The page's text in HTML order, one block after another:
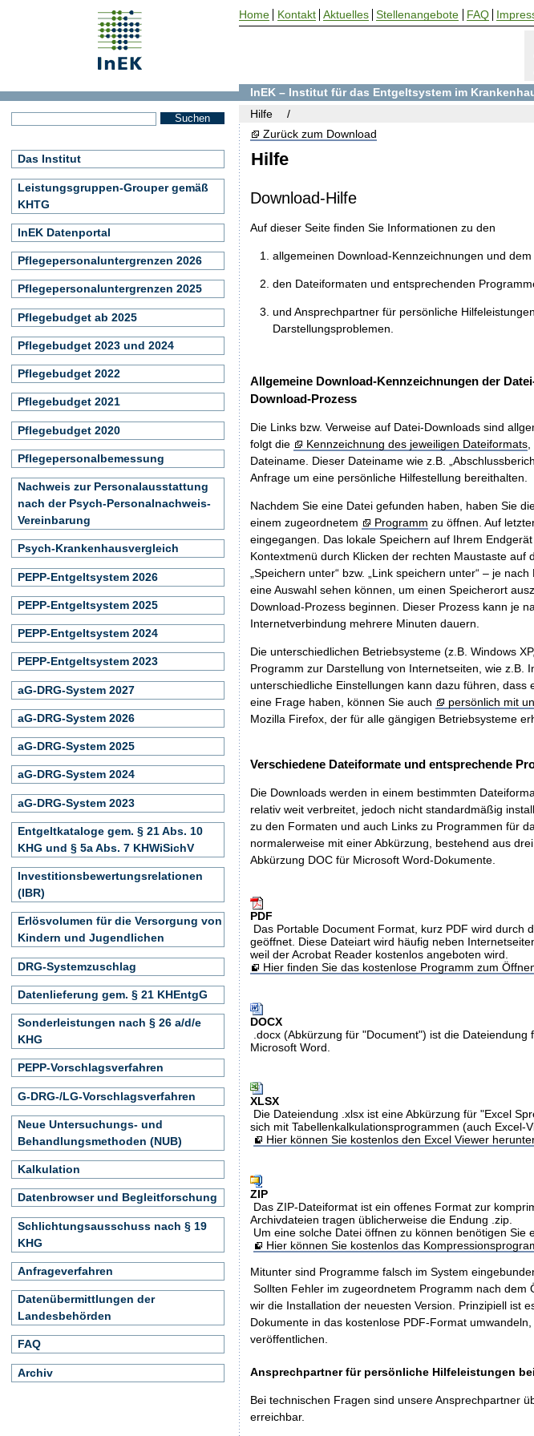
Hilfe
Zurück zum Download
Download-Hilfe
Auf dieser Seite finden Sie Informationen zu den
allgemeinen Download-Kennzeichnungen und dem
den Dateiformaten und entsprechenden
und Ansprechpartner für persönliche
Darstellungsproblemen.
Allgemeine Download-Kennzeichnungen der
Download-Prozess
Die Links bzw. Verweise auf Datei-Downloads sind
folgt die
Kennzeichnung des jeweiligen Dateiformats,
Dateiname. Dieser Dateiname wie z.B.
Anfrage um eine persönliche Hilfestellung bereithalten.
Nachdem Sie eine Datei gefunden haben, haben Sie
einem zugeordnetem
Programm zu öffnen. Auf
eingegangen. Das lokale Speichern auf Ihrem
Kontextmenü durch Klicken der rechten Maustaste auf
„Speichern unter“ bzw. „Link speichern unter“ – je
eine Auswahl sehen können, um einen Speicherort
Download-Prozess beginnen. Dieser Prozess kann je
Internetverbindung mehrere Minuten dauern.
Die unterschiedlichen Betriebsysteme (z.B. Windows
Programm zur Darstellung von Internetseiten, wie z.B.
unterschiedliche Einstellungen kann dazu führen,
eine Frage haben, können Sie auch
persönlich mit
Mozilla Firefox, der für alle gängigen Betriebsysteme
Verschiedene Dateiformate und entsprechende
Die Downloads werden in einem bestimmten
relativ weit verbreitet, jedoch nicht standardmäßig
zu den Formaten und auch Links zu Programmen für
normalerweise mit einer Abkürzung, bestehend aus
Abkürzung DOC für Microsoft Word-Dokumente.
PDF
Das Portable Document Format, kurz PDF wird durch
geöffnet. Diese Dateiart wird häufig neben
weil der Acrobat Reader kostenlos angeboten wird.
Hier finden Sie das kostenlose Programm zum
DOCX
.docx (Abkürzung für "Document") ist die
Microsoft Word.
XLSX
Die Dateiendung .xlsx ist eine Abkürzung für "Excel
sich mit Tabellenkalkulationsprogrammen (auch Excel-
Hier können Sie kostenlos den Excel Viewer
ZIP
Das ZIP-Dateiformat ist ein offenes Format zur
Archivdateien tragen üblicherweise die Endung .zip.
Um eine solche Datei öffnen zu können benötigen Sie
Hier können Sie kostenlos das
Mitunter sind Programme falsch im System
Sollten Fehler im zugeordnetem Programm nach
wir die Installation der neuesten Version. Prinzipiell ist
Dokumente in das kostenlose PDF-Format
veröffentlichen.
Ansprechpartner für persönliche Hilfeleistungen
Bei technischen Fragen sind unsere Ansprechpartner
erreichbar.
InEK – Institut für das Entgeltsystem im
Hilfe
Das Institut
Leistungsgruppen-Grouper gemäß
KHTG
InEK Datenportal
Pflegepersonaluntergrenzen 2026
Pflegepersonaluntergrenzen 2025
Pflegebudget ab 2025
Pflegebudget 2023 und 2024
Pflegebudget 2022
Pflegebudget 2021
Pflegebudget 2020
Pflegepersonalbemessung
Nachweis zur Personalausstattung
nach der Psych-Personalnachweis-
Vereinbarung
Psych-Krankenhausvergleich
PEPP-Entgeltsystem 2026
PEPP-Entgeltsystem 2025
PEPP-Entgeltsystem 2024
PEPP-Entgeltsystem 2023
aG-DRG-System 2027
aG-DRG-System 2026
aG-DRG-System 2025
aG-DRG-System 2024
aG-DRG-System 2023
Entgeltkataloge gem. § 21 Abs. 10
KHG und § 5a Abs. 7 KHWiSichV
Investitionsbewertungsrelationen
(IBR)
Erlösvolumen für die Versorgung von
Kindern und Jugendlichen
DRG-Systemzuschlag
Datenlieferung gem. § 21 KHEntgG
Sonderleistungen nach § 26 a/d/e
KHG
PEPP-Vorschlagsverfahren
G-DRG-/LG-Vorschlagsverfahren
Neue Untersuchungs- und
Behandlungsmethoden (NUB)
Kalkulation
Datenbrowser und Begleitforschung
Schlichtungsausschuss nach § 19
KHG
Anfrageverfahren
Datenübermittlungen der
Landesbehörden
FAQ
Archiv
Home Kontakt Aktuelles Stellenangebote FAQ